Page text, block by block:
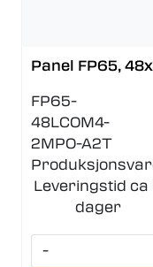
Panel FP65,
FP65-
48LCOM4-
2MPO-A2T
Leveringstid ca
dager
-